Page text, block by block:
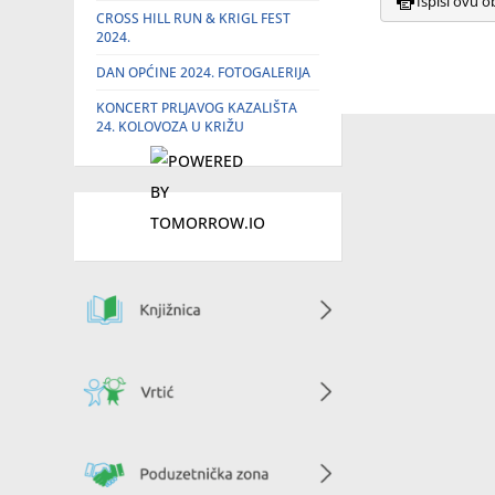
CROSS HILL RUN & KRIGL FEST
2024.
DAN OPĆINE 2024. FOTOGALERIJA
KONCERT PRLJAVOG KAZALIŠTA
24. KOLOVOZA U KRIŽU